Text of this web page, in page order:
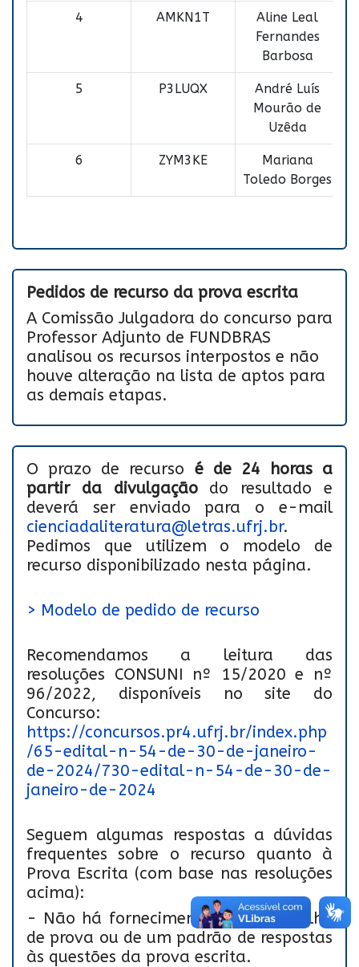
4 AMKN1T
Aline Leal
Fernandes
Barbosa
5 P3LUQX
André Luís
Mourão de
Uzêda
6 ZYM3KE
Mariana
Toledo Borges
Pedidos de recurso da prova escrita
A Comissão Julgadora do concurso para
Professor Adjunto de FUNDBRAS
analisou os recursos interpostos e não
houve alteração na lista de aptos para
as demais etapas.
O prazo de recurso é de 24 horas a
partir da divulgaçãodo resultado e
deverá ser enviado para o e-mail
cienciadaliteratura@letras.ufrj.br.
Pedimos que utilizem o modelo de
recurso disponibilizado nesta página.
> Modelo de pedido de recurso
Recomendamos a leitura das
resoluções CONSUNI nº 15/2020 e nº
96/2022, disponíveis no site do
Concurso:
https://concursos.pr4.ufrj.br/index.php
/65-edital-n-54-de-30-de-janeiro-
de-2024/730-edital-n-54-de-30-de-
janeiro-de-2024
Seguem algumas respostas a dúvidas
frequentes sobre o recurso quanto à
Prova Escrita (com base nas resoluções
acima):
- Não há fornecimento de um espelho
de prova ou de um padrão de respostas
às questões da prova escrita.